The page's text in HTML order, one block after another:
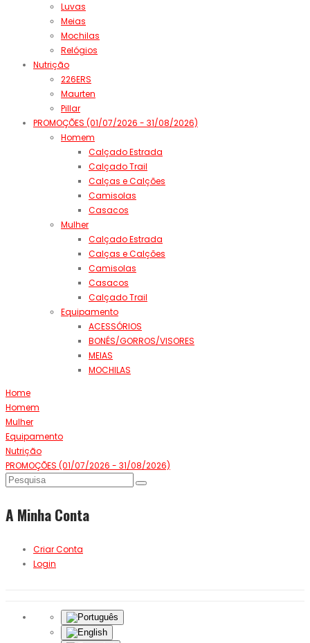
Luvas
Meias
Mochilas
Relógios
Nutrição
226ERS
Maurten
Pillar
PROMOÇÕES (01/07/2026 - 31/08/2026)
Homem
Calçado Estrada
Calçado Trail
Calças e Calções
Camisolas
Casacos
Mulher
Calçado Estrada
Calças e Calções
Camisolas
Casacos
Calçado Trail
Equipamento
ACESSÓRIOS
BONÉS/GORROS/VISORES
MEIAS
MOCHILAS
Home
Homem
Mulher
Equipamento
Nutrição
PROMOÇÕES (01/07/2026 - 31/08/2026)
A Minha Conta
Criar Conta
Login